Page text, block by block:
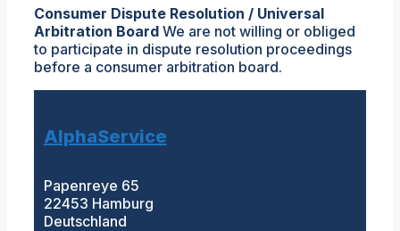
Consumer Dispute Resolution / Universal
Arbitration Board We are not willing or obliged
to participate in dispute resolution proceedings
before a consumer arbitration board.
AlphaService
Papenreye 65
22453 Hamburg
Deutschland